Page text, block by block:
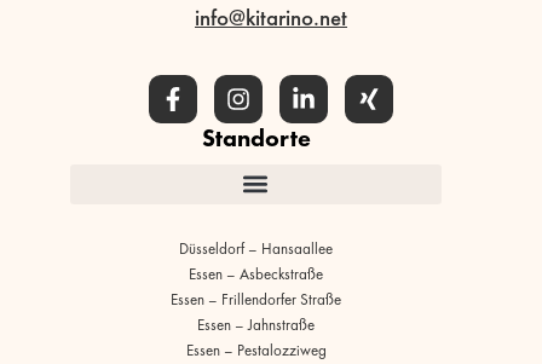
info@kitarino.net
Standorte
Düsseldorf – Hansaallee
Essen – Asbeckstraße
Essen – Frillendorfer Straße
Essen – Jahnstraße
Essen – Pestalozziweg